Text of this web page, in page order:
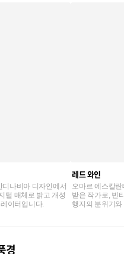
나비아 디자인에서
털 매체로 밝고 개성
이터입니다.
레드 와인
오마르 에스칼
받은 작가로, 빈
행지의 분위기
경